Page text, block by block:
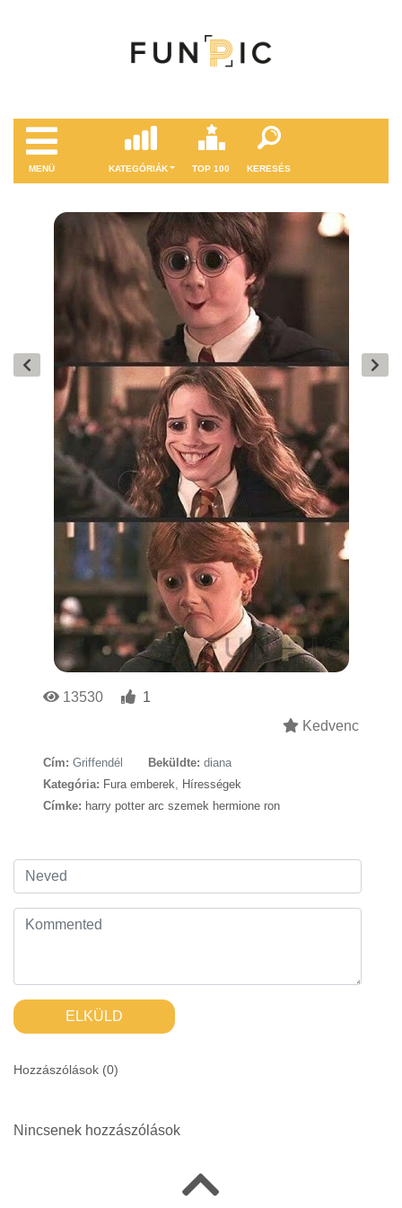
MENÜ KATEGÓRIÁK TOP 100 KERESÉS
13530
1
Kedvenc
Cím: Griffendél Beküldte: diana
Kategória: Fura emberek, Hírességek
Címke: harry potter arc szemek hermione ron
ELKÜLD
Hozzászólások (0)
Nincsenek hozzászólások